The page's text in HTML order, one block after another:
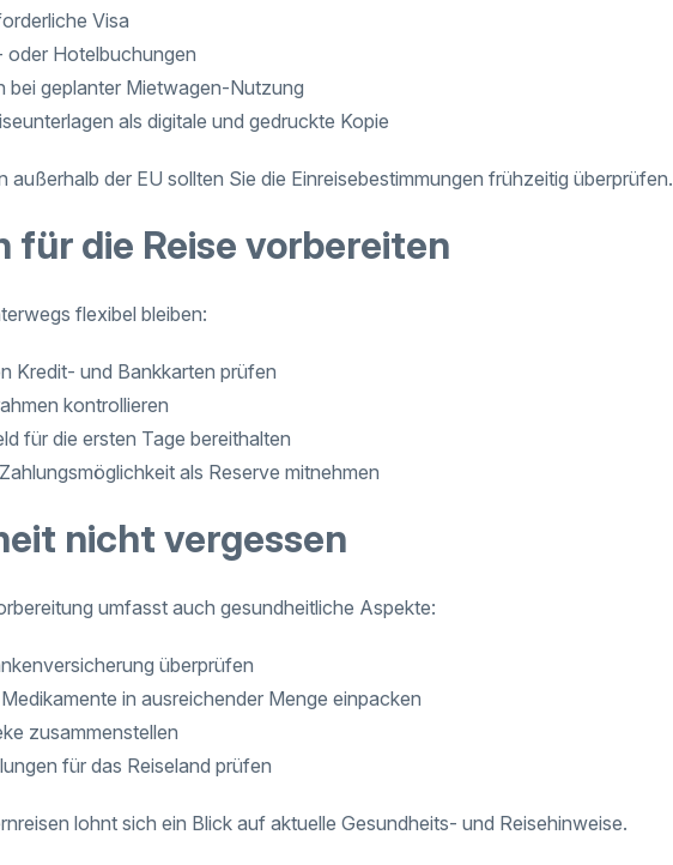
Visa
oder Hotelbuchungen
bei geplanter Mietwagen-Nutzung
als digitale und gedruckte Kopie
außerhalb der EU sollten Sie die Einreisebestimmungen frühzeitig überprüfen.
für die Reise vorbereiten
flexibel bleiben:
Kredit- und Bankkarten prüfen
kontrollieren
für die ersten Tage bereithalten
als Reserve mitnehmen
nicht vergessen
umfasst auch gesundheitliche Aspekte:
überprüfen
in ausreichender Menge einpacken
zusammenstellen
für das Reiseland prüfen
lohnt sich ein Blick auf aktuelle Gesundheits- und Reisehinweise.